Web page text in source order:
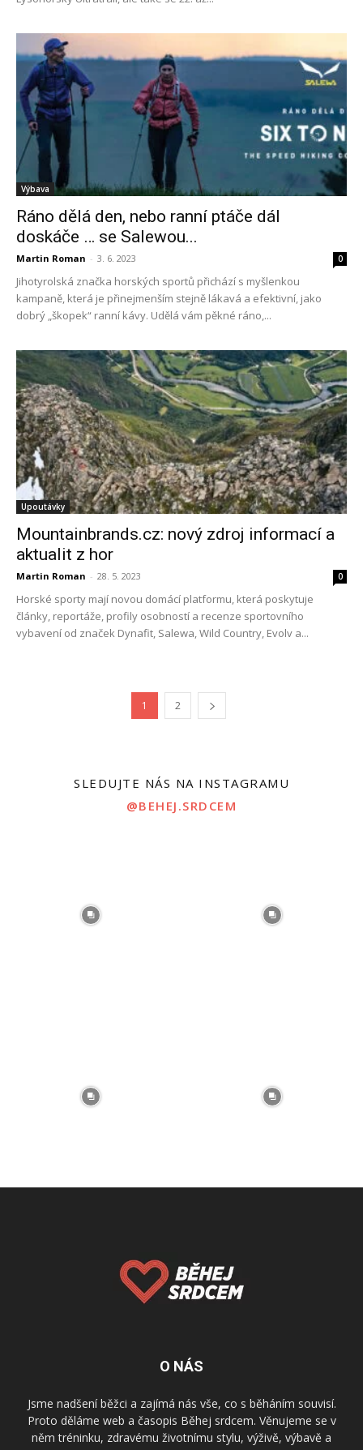
Výbava
Ráno dělá den, nebo ranní ptáče dál
doskáče … se Salewou...
Martin Roman - 3. 6. 2023 0
Jihotyrolská značka horských sportů přichází s myšlenkou
kampaně, která je přinejmenším stejně lákavá a efektivní, jako
dobrý „škopek“ ranní kávy. Udělá vám pěkné ráno,...
Upoutávky
Mountainbrands.cz: nový zdroj informací a
aktualit z hor
Martin Roman - 28. 5. 2023 0
Horské sporty mají novou domácí platformu, která poskytuje
články, reportáže, profily osobností a recenze sportovního
vybavení od značek Dynafit, Salewa, Wild Country, Evolv a...
1 2
SLEDUJTE NÁS NA INSTAGRAMU
@BEHEJ.SRDCEM
O NÁS
Jsme nadšení běžci a zajímá nás vše, co s běháním souvisí.
Proto děláme web a časopis Běhej srdcem. Věnujeme se v
něm tréninku, zdravému životnímu stylu, výživě, výbavě a